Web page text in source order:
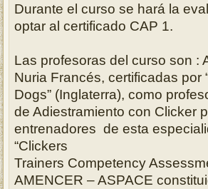
Durante el curso se hará la
optar al certificado CAP 1.
Las profesoras del curso son :
Nuria Francés, certificadas por
Dogs” (Inglaterra), como
de Adiestramiento con Clicker
entrenadores de esta
“Clickers
Trainers Competency
AMENCER – ASPACE